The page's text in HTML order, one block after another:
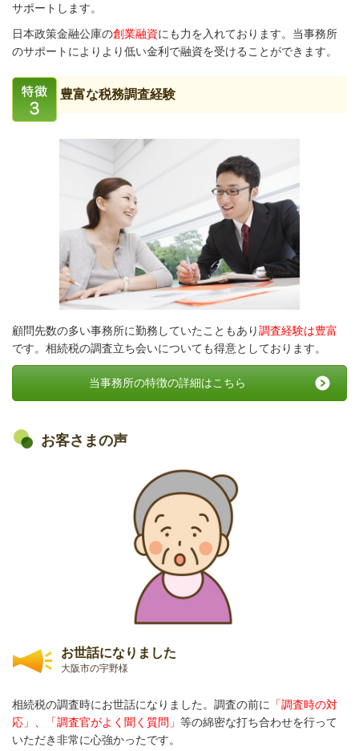
サポートします。
日本政策金融公庫の創業融資にも力を入れております。当事務所
のサポートによりより低い金利で融資を受けることができます。
豊富な税務調査経験
顧問先数の多い事務所に勤務していたこともあり調査経験は豊富
です。相続税の調査立ち会いについても得意としております。
当事務所の特徴の詳細はこちら
お客さまの声
お世話になりました
大阪市の宇野様
相続税の調査時にお世話になりました。調査の前に
「調査時の対
応」、「調査官がよく聞く質問」 等の綿密な打ち合わせを行って
いただき非常に心強かったです。